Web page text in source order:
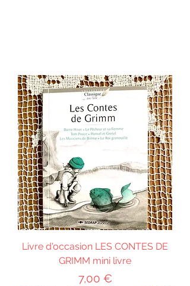
Livre d'occasion LES CONTES DE
GRIMM mini livre
Prix
7,00 €